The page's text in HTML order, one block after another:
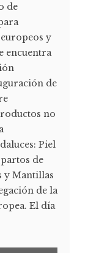
de
y
encuentra
de
no
Piel
de
y Mantillas
de la
El día